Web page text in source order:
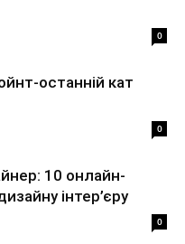
0
останній кат
0
10 онлайн-
інтер’єру
0